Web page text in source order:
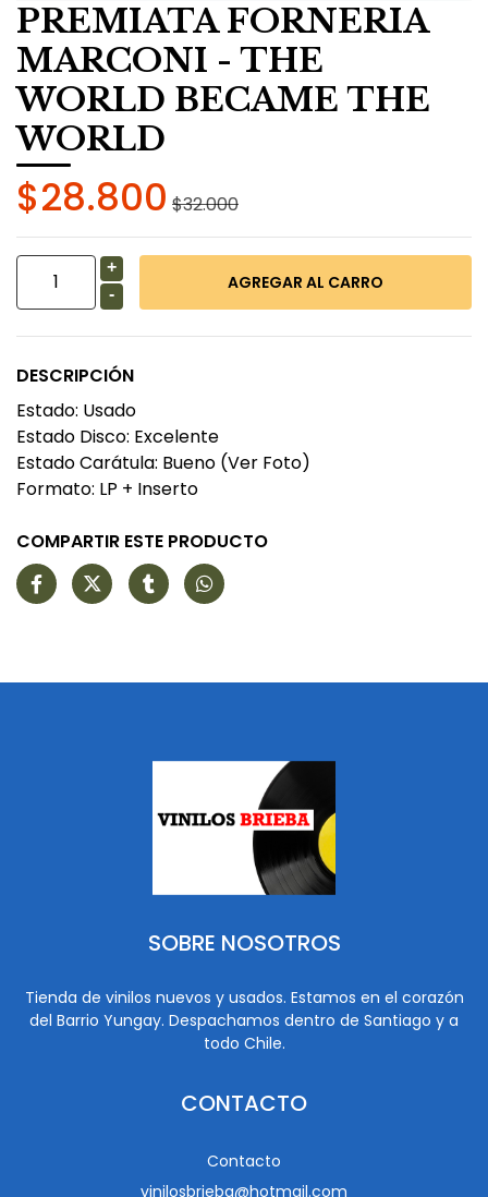
PREMIATA FORNERIA
MARCONI - THE
WORLD BECAME THE
WORLD
$28.800 $32.000
+
-
DESCRIPCIÓN
Estado: Usado
Estado Disco: Excelente
Estado Carátula: Bueno (Ver Foto)
Formato: LP + Inserto
COMPARTIR ESTE PRODUCTO
SOBRE NOSOTROS
Tienda de vinilos nuevos y usados. Estamos en el corazón
del Barrio Yungay. Despachamos dentro de Santiago y a
todo Chile.
CONTACTO
Contacto
vinilosbrieba@hotmail.com